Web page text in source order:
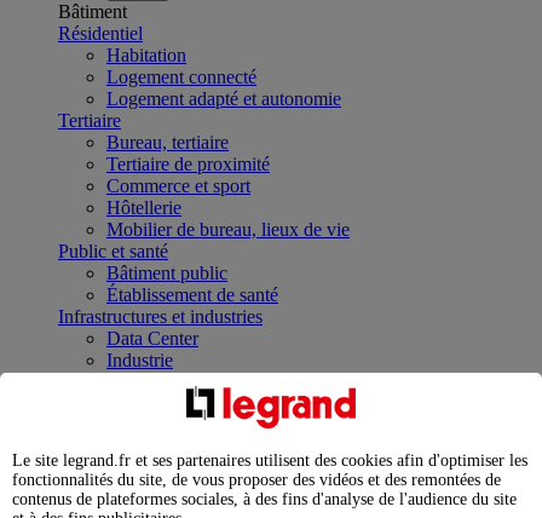
Bâtiment
Résidentiel
Habitation
Logement connecté
Logement adapté et autonomie
Tertiaire
Bureau, tertiaire
Tertiaire de proximité
Commerce et sport
Hôtellerie
Mobilier de bureau, lieux de vie
Public et santé
Bâtiment public
Établissement de santé
Infrastructures et industries
Data Center
Industrie
Infrastructures
Contrôler et planifier le fonctionnement des appareils
Répartir et optimiser son tableau électrique
Legrand Data Center Solutions : concentrer les
expertises au service de vos performances
Le site legrand.fr et ses partenaires utilisent des cookies afin d'optimiser les
fonctionnalités du site, de vous proposer des vidéos et des remontées de
contenus de plateformes sociales, à des fins d'analyse de l'audience du site